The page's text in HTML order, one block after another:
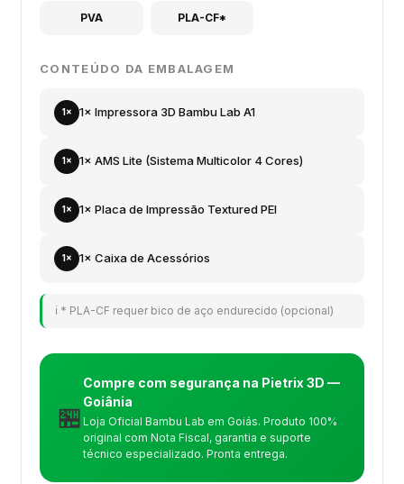
PVA PLA-CF*
CONTEÚDO DA EMBALAGEM
1× 1× Impressora 3D Bambu Lab A1
1× 1× AMS Lite (Sistema Multicolor 4 Cores)
1× 1× Placa de Impressão Textured PEI
1× 1× Caixa de Acessórios
ℹ️ * PLA-CF requer bico de aço endurecido (opcional)
🏪
Compre com segurança na Pietrix 3D —
Goiânia
Loja Oficial Bambu Lab em Goiás. Produto 100%
original com Nota Fiscal, garantia e suporte
técnico especializado. Pronta entrega.